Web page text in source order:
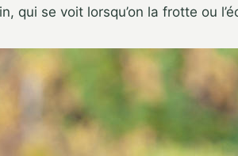
qui se voit lorsqu’on la frotte ou